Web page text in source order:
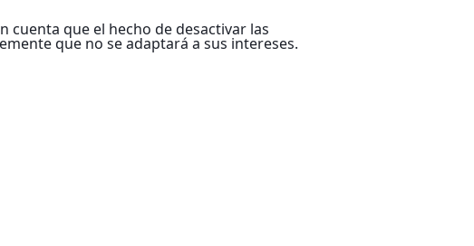
cuenta que el hecho de desactivar las
que no se adaptará a sus intereses.